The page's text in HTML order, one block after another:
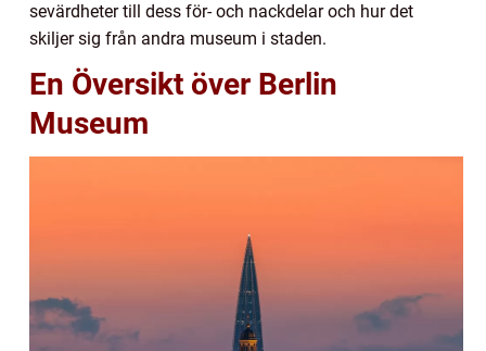
sevärdheter till dess för- och nackdelar och hur det
skiljer sig från andra museum i staden.
En Översikt över Berlin
Museum